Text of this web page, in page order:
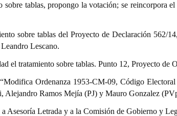
sobre tablas, propongo la votación; se reincorpora
sobre tablas del Proyecto de Declaración 562/
Lescano.
el tratamiento sobre tablas. Punto 12, Proyecto de
“Modifica Ordenanza 1953-CM-09, Código
Alejandro Ramos Mejía (PJ) y Mauro Gonzalez
Asesoría Letrada y a la Comisión de Gobierno y